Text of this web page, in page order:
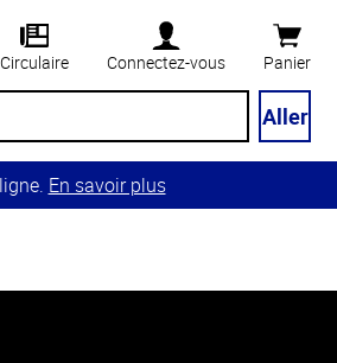
Circulaire Connectez-vous Panier
Aller
En savoir plus